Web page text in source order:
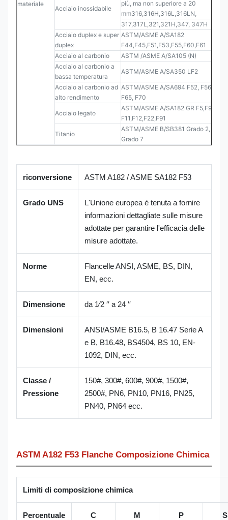
materiale
Acciaio inossidabile
più, ma non superiore a 20
mm316,316H,316L,316LN,
317,317L,321,321H,347, 347H
Acciaio duplex e super
duplex
ASTM/ASME A/SA182
F44,F45,F51,F53,F55,F60,F61
Acciaio al carbonio
ASTM /ASME A/SA105 (N)
Acciaio al carbonio a
bassa temperatura
ASTM/ASME A/SA350 LF2
Acciaio al carbonio ad
alto rendimento
ASTM/ASME A/SA694 F52, F56 F60,
F65, F70
Acciaio legato
ASTM/ASME A/SA182 GR F5,F9,
F11,F12,F22,F91
Titanio
ASTM/ASME B/SB381 Grado 2,
Grado 7
riconversione ASTM A182 / ASME SA182 F53
Grado UNS
L'Unione europea è tenuta a fornire
informazioni dettagliate sulle misure
adottate per garantire l'efficacia delle
misure adottate.
Norme
Flancelle ANSI, ASME, BS, DIN,
EN, ecc.
Dimensione da 1⁄2 ′′ a 24 ′′
Dimensioni
ANSI/ASME B16.5, B 16.47 Serie A
e B, B16.48, BS4504, BS 10, EN-
1092, DIN, ecc.
Classe /
Pressione
150#, 300#, 600#, 900#, 1500#,
2500#, PN6, PN10, PN16, PN25,
PN40, PN64 ecc.
ASTM A182 F53 Flanche Composizione Chimica
Limiti di composizione chimica
Percentuale
C M P S